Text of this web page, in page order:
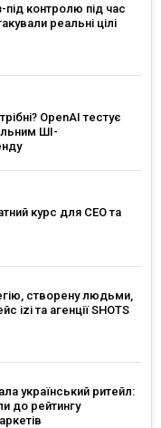
контролю під час
реальні цілі
OpenAI тестує
ШІ-
курс для CEO та
створену людьми,
izi та агенції SHOTS
український ритейл:
до рейтингу